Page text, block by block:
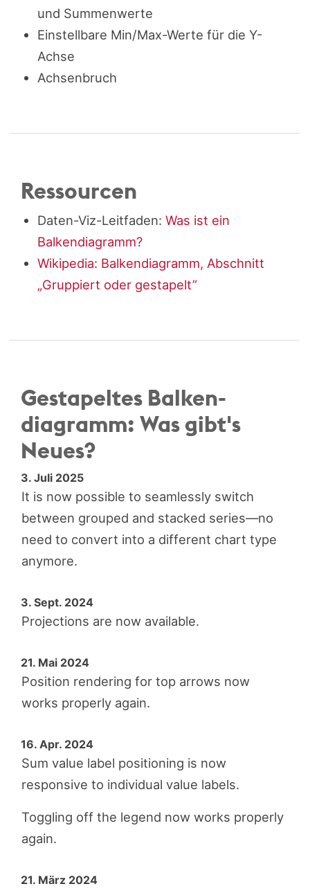
und Summenwerte
Einstellbare Min/Max-Werte für die Y-
Achse
Achsenbruch
Ressourcen
Daten-Viz-Leitfaden: Was ist ein
Balkendiagramm?
Wikipedia: Balkendiagramm, Abschnitt
„Gruppiert oder gestapelt”
Gestapeltes Balken­
diagramm: Was gibt's
Neues?
3. Juli 2025
It is now possible to seamlessly switch
between grouped and stacked series—no
need to convert into a different chart type
anymore.
3. Sept. 2024
Projections are now available.
21. Mai 2024
Position rendering for top arrows now
works properly again.
16. Apr. 2024
Sum value label positioning is now
responsive to individual value labels.
Toggling off the legend now works properly
again.
21. März 2024